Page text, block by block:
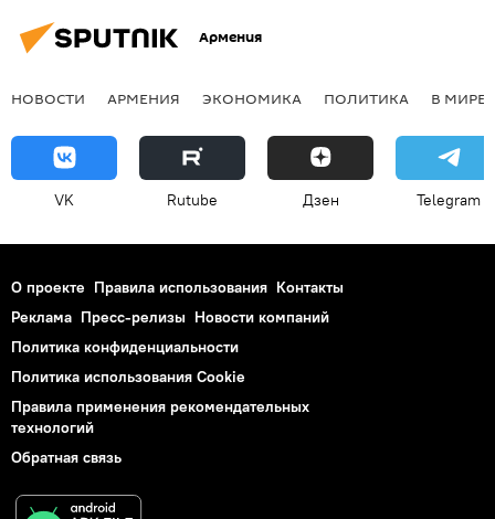
Армения
НОВОСТИ АРМЕНИЯ ЭКОНОМИКА ПОЛИТИКА В МИРЕ
VK Rutube Дзен Telegram
О проекте Правила использования Контакты
Реклама Пресс-релизы Новости компаний
Политика конфиденциальности
Политика использования Cookie
Правила применения рекомендательных
технологий
Обратная связь